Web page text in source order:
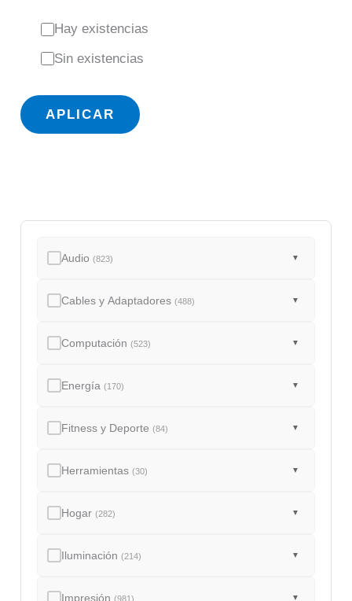
E
s
d
Hay existencias
Sin existencias
APLICAR
Audio(823) ▼
Cables y Adaptadores(488) ▼
Computación(523) ▼
Energía(170) ▼
Fitness y Deporte(84) ▼
Herramientas(30) ▼
Hogar(282) ▼
Iluminación(214) ▼
Impresión(981) ▼